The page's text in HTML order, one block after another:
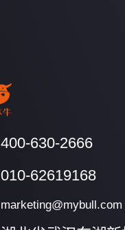
400-630-2666
010-62619168
marketing@mybull.com